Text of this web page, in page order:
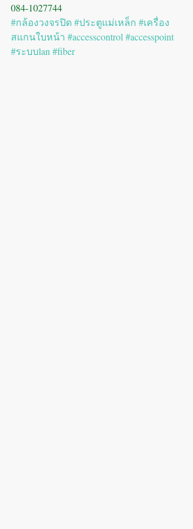
084-1027744
#กล้องวงจรปิด#ประตูแม่เหล็ก #เครื่อง
สแกนใบหน้า #accesscontrol #accesspoint
#ระบบlan #fiber